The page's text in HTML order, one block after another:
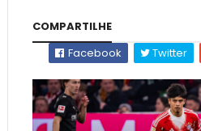
COMPARTILHE
Facebook
Twitter